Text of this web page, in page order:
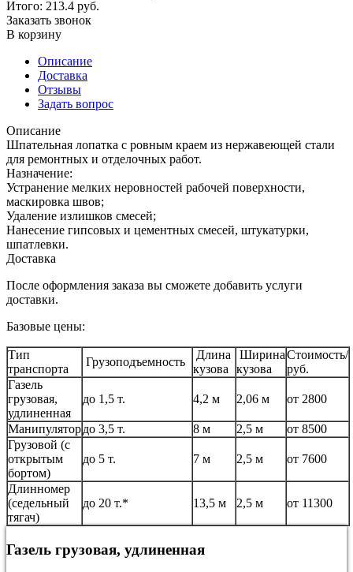
Итого: 213.4 руб.
Заказать звонок
В корзину
Описание
Доставка
Отзывы
Задать вопрос
Описание
Шпательная лопатка с ровным краем из нержавеющей стали
для ремонтных и отделочных работ.
Назначение:
Устранение мелких неровностей рабочей поверхности,
маскировка швов;
Удаление излишков смесей;
Нанесение гипсовых и цементных смесей, штукатурки,
шпатлевки.
Доставка
После оформления заказа вы сможете добавить услуги
доставки.
Базовые цены:
Тип
транспорта
Грузоподъемность
Длина
кузова
Ширина
кузова
Стоимость/
руб.
Газель
грузовая,
удлиненная
до 1,5 т. 4,2 м 2,06 м от 2800
Манипулятордо 3,5 т. 8 м 2,5 м
от 8500
Грузовой (с
открытым
бортом)
до 5 т. 7 м 2,5 м от 7600
Длинномер
(седельный
тягач)
до 20 т.* 13,5 м 2,5 м от 11300
Газель грузовая, удлиненная